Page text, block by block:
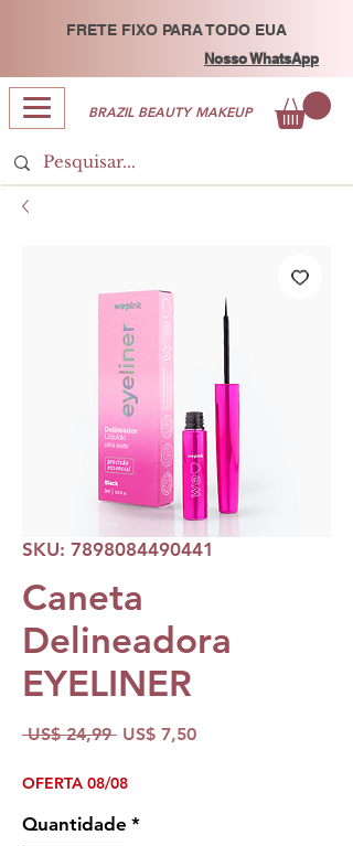
FRETE FIXO PARA TODO EUA
Nosso WhatsApp
BRAZIL BEAUTY MAKEUP
SKU: 7898084490441
Caneta
Delineadora
EYELINER
US$ 24,99 Preço
US$ 7,50Preço
OFERTA 08/08
Quantidade *